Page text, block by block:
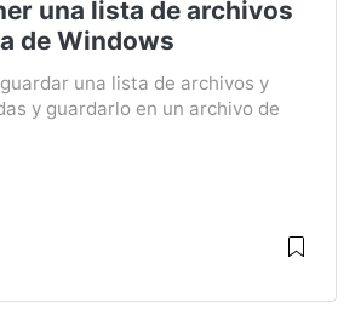
una lista de archivos
de Windows
una lista de archivos y
y guardarlo en un archivo de